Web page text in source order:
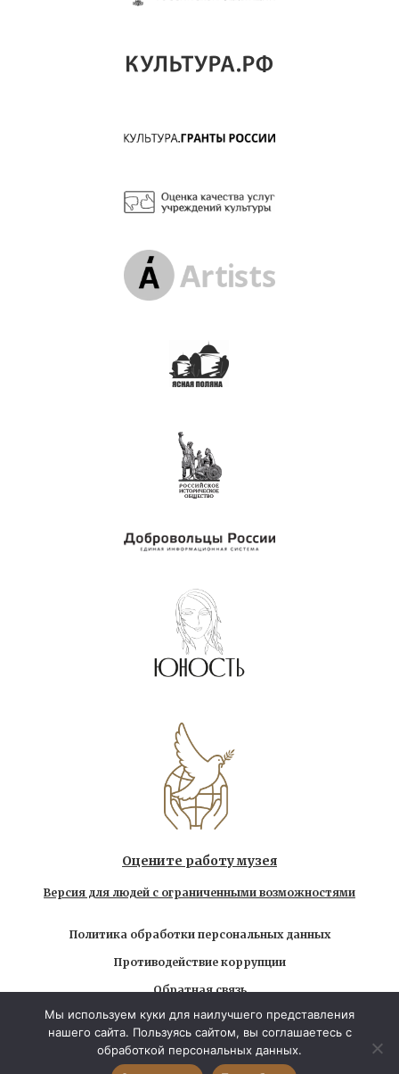
Оцените работу музея
Версия для людей с ограниченными возможностями
Политика обработки персональных данных
Противодействие коррупции
Обратная связь
Использование любых находящихся на сайте
материалов без официального разрешения запрещено
© 2026 Государственный музей-заповедник Л.Н.
Толстого. Все права защищены
Мы используем куки для наилучшего представления
нашего сайта. Пользуясь сайтом, вы соглашаетесь с
обработкой персональных данных.